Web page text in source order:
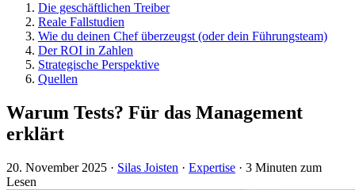
Die geschäftlichen Treiber
Reale Fallstudien
Wie du deinen Chef überzeugst (oder dein Führungsteam)
Der ROI in Zahlen
Strategische Perspektive
Quellen
Warum Tests? Für das Management
erklärt
20. November 2025 · Silas Joisten · Expertise · 3 Minuten zum
Lesen